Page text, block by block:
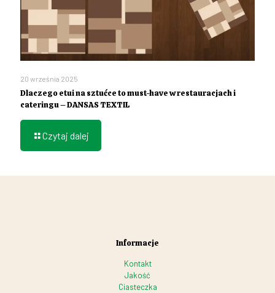
20 września 2025
Dlaczego etui na sztućce to must-have w restauracjach i
cateringu – DANSAS TEXTIL
Czytaj dalej
Informacje
Kontakt
Jakość
Ciasteczka